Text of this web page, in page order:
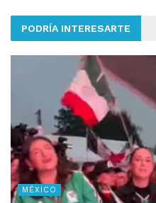
PODRÍA INTERESARTE
MÉXICO